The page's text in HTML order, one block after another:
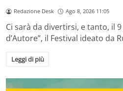
Redazione Desk Ago 8, 2026 11:05
Ci sarà da divertirsi, e tanto, il
d’Autore”, il Festival ideato da
Leggi di più